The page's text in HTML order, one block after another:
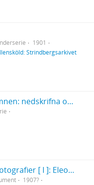
1901
Strindbergsarkivet
Tankar i åtskilliga ämnen: nedskrifna omedelbarligen efter ögonblickets ingifvelse, endast för att blifva af med dem. Skrifna under de sista 3 åren, men här inskrifna våren 1868... .
Porträtt och gruppfotografier [ I ]: Eleonora Duse
1907?